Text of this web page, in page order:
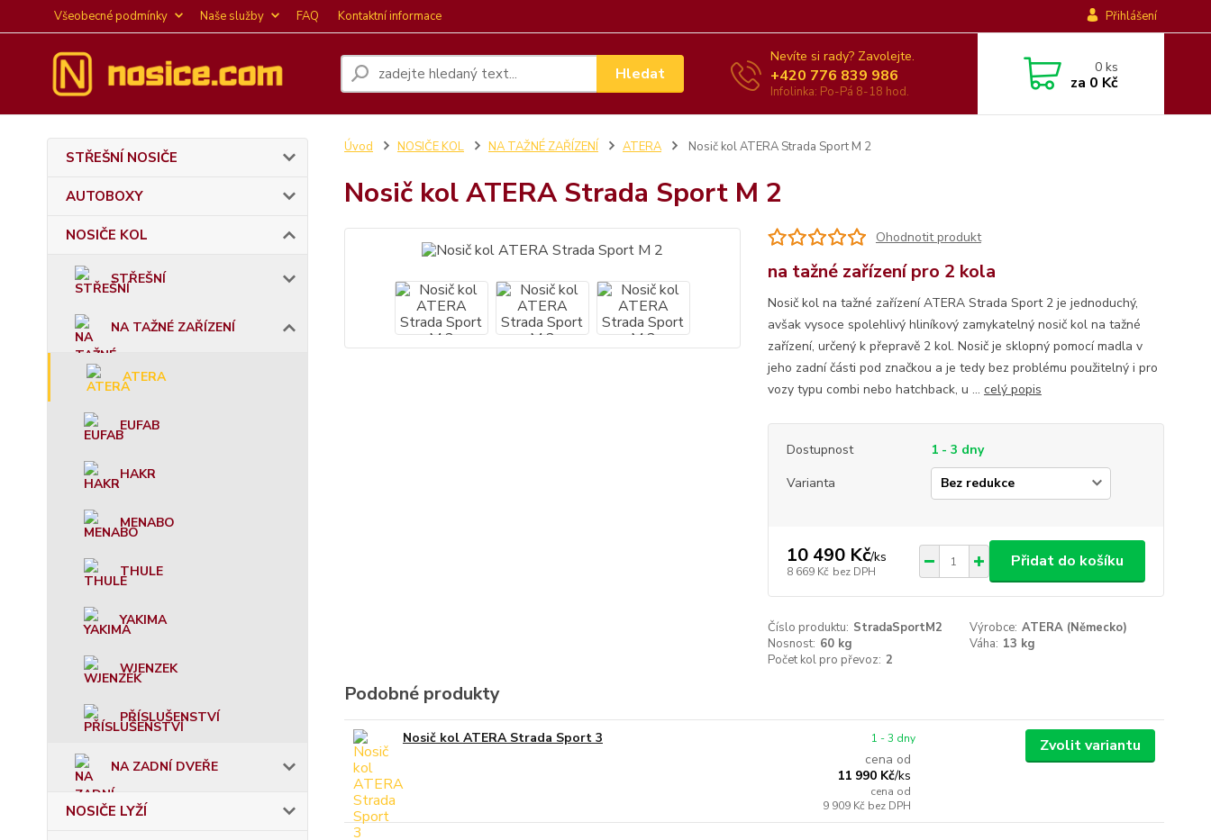
Všeobecné podmínky Naše služby FAQ Kontaktní informace Přihlášení
Hledat
Nevíte si rady? Zavolejte.
+420 776 839 986
Infolinka: Po-Pá 8-18 hod.
0ks
za 0 Kč
STŘEŠNÍ NOSIČE
AUTOBOXY
NOSIČE KOL
STŘEŠNÍ
NA TAŽNÉ ZAŘÍZENÍ
ATERA
EUFAB
HAKR
MENABO
THULE
YAKIMA
WJENZEK
PŘÍSLUŠENSTVÍ
NA ZADNÍ DVEŘE
NOSIČE LYŽÍ
Úvod NOSIČE KOL NA TAŽNÉ ZAŘÍZENÍ ATERA Nosič kol ATERA Strada Sport M 2
Nosič kol ATERA Strada Sport M 2
Ohodnotit produkt
na tažné zařízení pro 2 kola
Nosič kol na tažné zařízení ATERA Strada Sport 2 je jednoduchý,
avšak vysoce spolehlivý hliníkový zamykatelný nosič kol na tažné
zařízení, určený k přepravě 2 kol. Nosič je sklopný pomocí madla v
jeho zadní části pod značkou a je tedy bez problému použitelný i pro
vozy typu combi nebo hatchback, u ... celý popis
Dostupnost
1 - 3 dny
Varianta
10 490 Kč/ks
8 669 Kč bez DPH
Přidat do košíku
Číslo produktu: StradaSportM2 Výrobce: ATERA (Německo)
Nosnost: 60 kg Váha: 13 kg
Počet kol pro převoz: 2
Podobné produkty
Nosič kol ATERA Strada Sport 3
cena od
11 990 Kč/ks
cena od
9 909 Kč bez DPH
1 - 3 dny Zvolit variantu